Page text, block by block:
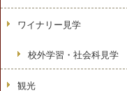
ワイナリー見学
校外学習・社会科見学
観光